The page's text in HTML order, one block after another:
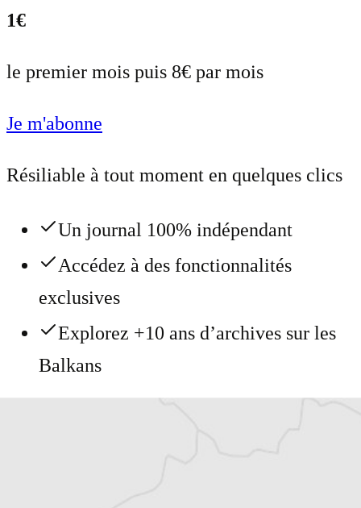
1€
le premier mois puis 8€ par mois
Je m'abonne
Résiliable à tout moment en quelques clics
Un journal 100% indépendant
Accédez à des fonctionnalités
exclusives
Explorez +10 ans d’archives sur les
Balkans